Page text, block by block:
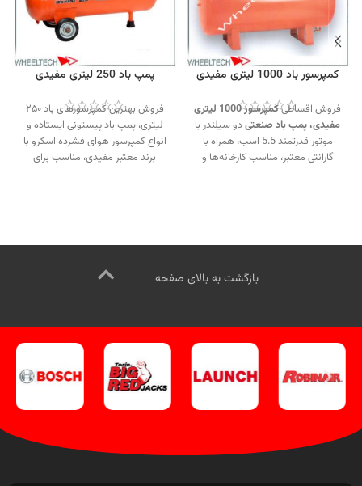
کمپرسور باد 1000 لیتری مفیدی
فروش اقساطی
کمپرسور 1000 لیتری
مفیدی، پمپ باد صنعتیدو سیلندر با
موتور قدرتمند 5.5 اسب، همراه با
گارانتی معتبر، مناسب کارخانه‌ها و
پمپ باد 250 لیتری مفیدی
فروش بهترین کمپرسورهای باد ۲۵۰
لیتری، پمپ باد پیستونی ایستاده و
انواع کمپرسور هوای فشرده اسکرو با
برند معتبر مفیدی، مناسب برای
بازگشت به بالای صفحه